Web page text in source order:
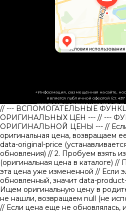
«Информация, размещённая на сайте,
является публичной офертой (ст.
характеристики товаров могут
уточняйте у
// --- ВСПОМОГАТЕЛЬНЫЕ
ОРИГИНАЛЬНЫХ ЦЕН --- // ---
ОРИГИНАЛЬНОЙ ЦЕНЫ --- //
оригинальная цена, возвращаем
data-original-price
обновления) // 2. Пробуем взять
(оригинальная цена в каталоге) //
эта цена уже измененной // Если
обновленный, значит data-
Ищем оригинальную цену в
не нашли, возвращаем null (не
// Если цена еще не обновлялась,